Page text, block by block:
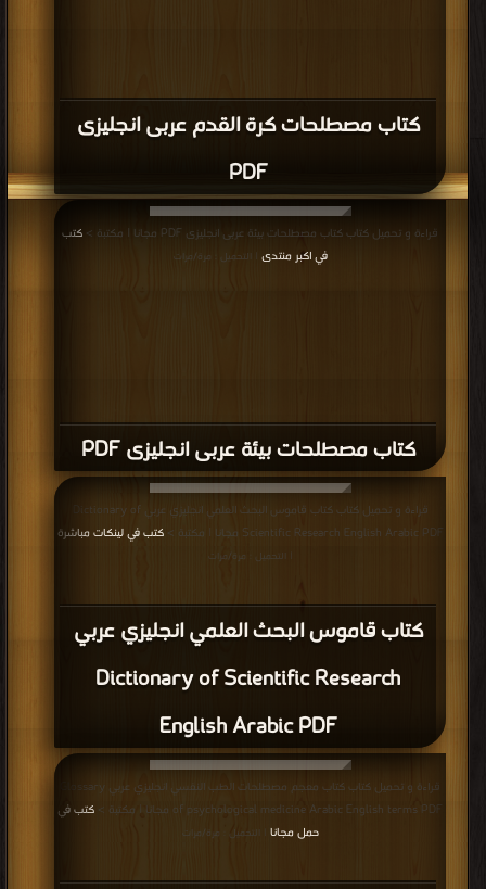
كتاب مصطلحات كرة القدم عربى انجليزى
PDF
كتاب مصطلحات بيئة عربى انجليزى PDF
قراءة و تحميل كتاب كتاب مصطلحات بيئة عربى انجليزى PDF مجانا | مكتبة >
كتب
في اكبر منتدى | التحميل : مرة/مرات
كتاب قاموس البحث العلمي انجليزي عربي
Dictionary of Scientific Research
English Arabic PDF
قراءة و تحميل كتاب كتاب قاموس البحث العلمي انجليزي عربي Dictionary of
Scientific Research English Arabic PDF مجانا | مكتبة >
كتب في لينكات مباشرة
| التحميل : مرة/مرات
قراءة و تحميل كتاب كتاب معجم مصطلحات الطب النفسي انجليزي عربي Glossary
of psychological medicine Arabic English terms PDF مجانا | مكتبة >
كتب في
حمل مجانا | التحميل : مرة/مرات